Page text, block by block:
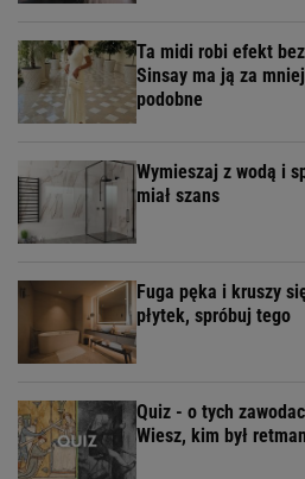
Ta midi robi efekt
Sinsay ma ją za
podobne
Wymieszaj z wodą i
miał szans
Fuga pęka i kruszy
płytek, spróbuj tego
Quiz - o tych
Wiesz, kim był